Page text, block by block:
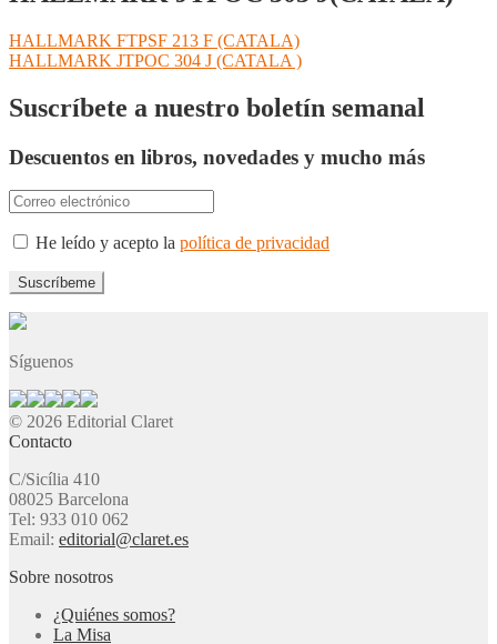
Navegación
de
entradas
Anterior:
HALLMARK FTPSF 213 F (CATALA)
Siguiente:
HALLMARK JTPOC 304 J (CATALA )
Suscríbete a nuestro boletín semanal
Descuentos en libros, novedades y mucho más
He leído y acepto la política de privacidad
Síguenos
© 2026 Editorial Claret
Contacto
C/Sicília 410
08025 Barcelona
Tel: 933 010 062
Email: editorial@claret.es
Sobre nosotros
¿Quiénes somos?
La Misa